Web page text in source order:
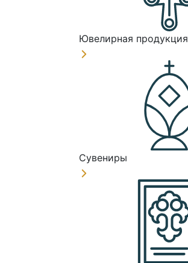
Ювелирная продукция
Сувениры